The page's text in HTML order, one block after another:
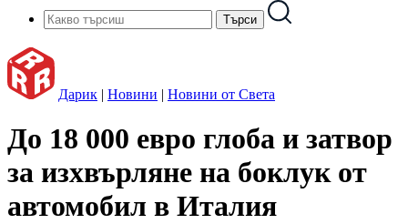
Дарик | Новини | Новини от Света
До 18 000 евро глоба и затвор
за изхвърляне на боклук от
автомобил в Италия